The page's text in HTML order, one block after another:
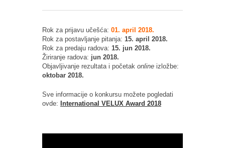
Rok za prijavu učešća: 01. april 2018.
Rok za postavljanje pitanja: 15. april 2018.
Rok za predaju radova: 15. jun 2018.
Žiriranje radova: jun 2018.
Objavljivanje rezultata i početak online izložbe:
oktobar 2018.
Sve informacije o konkursu možete pogledati
ovde: International VELUX Award 2018